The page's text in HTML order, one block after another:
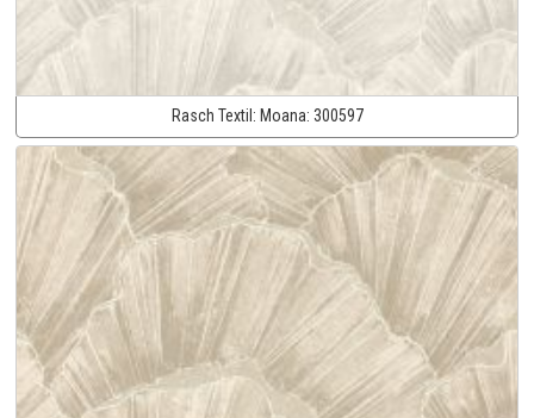
Rasch Textil: Moana: 300597